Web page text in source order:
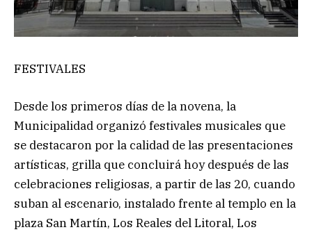
FESTIVALES
Desde los primeros días de la novena, la
Municipalidad organizó festivales musicales que
se destacaron por la calidad de las presentaciones
artísticas, grilla que concluirá hoy después de las
celebraciones religiosas, a partir de las 20, cuando
suban al escenario, instalado frente al templo en la
plaza San Martín, Los Reales del Litoral, Los